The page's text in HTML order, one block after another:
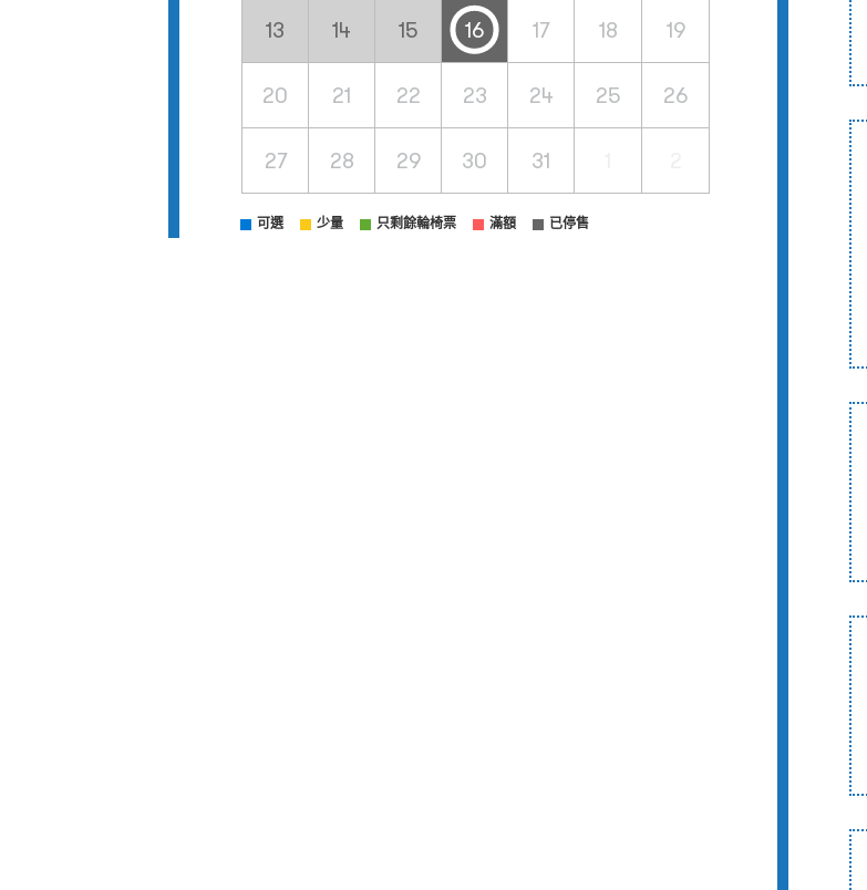
13 14 15 16 17 18 19
20 21 22 23 24 25 26
27 28 29 30 31
可選 少量 只剩餘輪椅票 滿額 已停售